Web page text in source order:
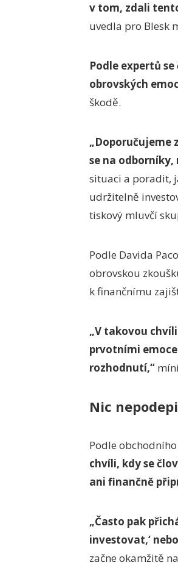
v tom, zdali
uvedla pro Blesk
Podle expertů
obrovských
škodě.
„Doporučujeme
se na
situaci a poradit,
udržitelně
tiskový mluvčí
Podle Davida
obrovskou
k finančnímu
„V takovou
prvotními
rozhodnutí,“
Nic
Podle
chvíli, kdy se
ani finančně
„Často pak
investovat,‘
začne okamžitě